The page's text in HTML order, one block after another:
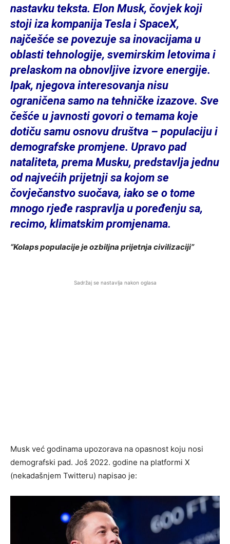
nastavku teksta. Elon Musk, čovjek koji
stoji iza kompanija Tesla i SpaceX,
najčešće se povezuje sa inovacijama u
oblasti tehnologije, svemirskim letovima i
prelaskom na obnovljive izvore energije.
Ipak, njegova interesovanja nisu
ograničena samo na tehničke izazove. Sve
češće u javnosti govori o temama koje
dotiču samu osnovu društva – populaciju i
demografske promjene. Upravo pad
nataliteta, prema Musku, predstavlja jednu
od najvećih prijetnji sa kojom se
čovječanstvo suočava, iako se o tome
mnogo rjeđe raspravlja u poređenju sa,
recimo, klimatskim promjenama.
“Kolaps populacije je ozbiljna prijetnja civilizaciji”
Sadržaj se nastavlja nakon oglasa
Musk već godinama upozorava na opasnost koju nosi
demografski pad. Još 2022. godine na platformi X
(nekadašnjem Twitteru) napisao je: